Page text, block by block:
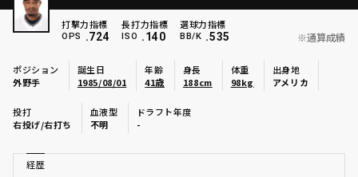
日程・結果
順位表･成績
1軍公式戦
ファーム東地区
ファーム中地区
選手名鑑トップ
打撃力指標
OPS .724
長打力指標
ISO .140
選球力指標
BB/K .535 ※通算成績
ポジション
外野手
誕生日
1985/08/01
年齢
41歳
身長
188cm
体重
98kg
出身地
アメリカ
投打
右投げ/右打ち
血液型
不明
ドラフト年度
-
経歴